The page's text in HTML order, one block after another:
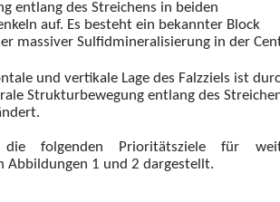
entlang des Streichens in beiden
auf. Es besteht ein bekannter Block
massiver Sulfidmineralisierung in der
und vertikale Lage des Falzziels ist
Strukturbewegung entlang des
die folgenden Prioritätsziele für
Abbildungen 1 und 2 dargestellt.